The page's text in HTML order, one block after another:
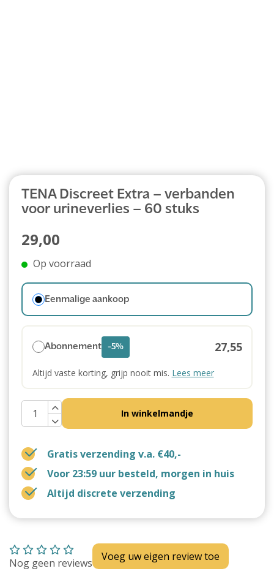
TENA Discreet Extra – verbanden
voor urineverlies – 60 stuks
29,00
Op voorraad
Eenmalige aankoop
Abonnement -5% 27,55
Altijd vaste korting, grijp nooit mis. Lees meer
In winkelmandje
Gratis verzending v.a. €40,-
Voor 23:59 uur besteld, morgen in huis
Altijd discrete verzending
Nog geen reviews Voeg uw eigen review toe